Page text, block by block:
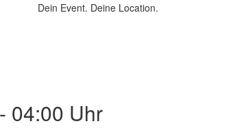
Dein Event. Deine Location.
04:00 Uhr